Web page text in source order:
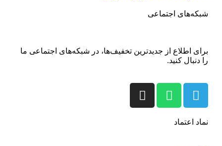
شبکه‌های اجتماعی
برای اطلاع از جدید‌ترین تخفیف‌ها، در شبکه‌های اجتماعی ما
را دنبال کنید.
نماد اعتماد